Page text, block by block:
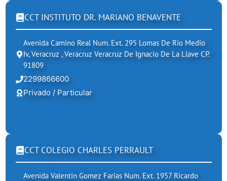
CCT INSTITUTO DR. MARIANO BENAVENTE
Avenida Camino Real Num. Ext. 295 Lomas De Rio Medio
Iv, Veracruz , Veracruz Veracruz De Ignacio De La Llave CP.
91809
2299866600
Privado / Particular
CCT COLEGIO CHARLES PERRAULT
Avenida Valentin Gomez Farias Num. Ext. 1957 Ricardo